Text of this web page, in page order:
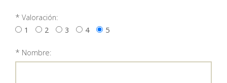
* Valoración:
1
2 3 4 5
* Nombre: